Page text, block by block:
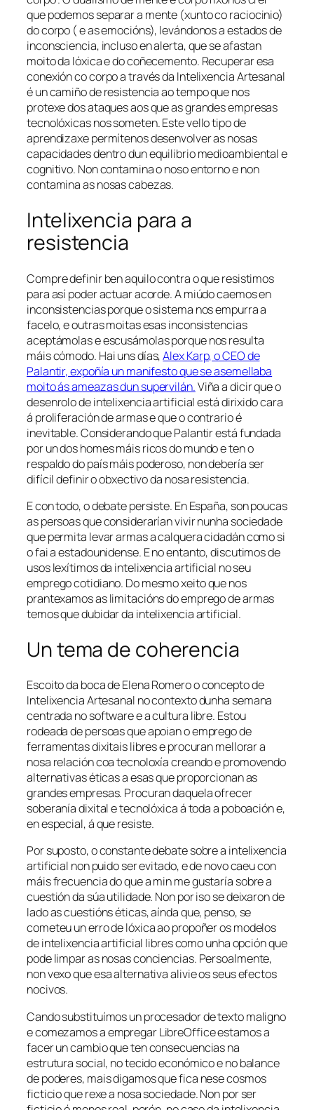
que podemos separar a mente (xunto co raciocinio)
do corpo ( e as emocións), levándonos a estados de
inconsciencia, incluso en alerta, que se afastan
moito da lóxica e do coñecemento. Recuperar esa
conexión co corpo a través da Intelixencia Artesanal
é un camiño de resistencia ao tempo que nos
protexe dos ataques aos que as grandes empresas
tecnolóxicas nos someten. Este vello tipo de
aprendizaxe permítenos desenvolver as nosas
capacidades dentro dun equilibrio medioambiental e
cognitivo. Non contamina o noso entorno e non
contamina as nosas cabezas.
Intelixencia para a
resistencia
Compre definir ben aquilo contra o que resistimos
para así poder actuar acorde. A miúdo caemos en
inconsistencias porque o sistema nos empurra a
facelo, e outras moitas esas inconsistencias
aceptámolas e escusámolas porque nos resulta
máis cómodo. Hai uns días,Alex Karp, o CEO de
Palantir, expoñía un manifesto que se asemellaba
moito ás ameazas dun supervilán.Viña a dicir que o
desenrolo de intelixencia artificial está dirixido cara
á proliferación de armas e que o contrario é
inevitable. Considerando que Palantir está fundada
por un dos homes máis ricos do mundo e ten o
respaldo do país máis poderoso, non debería ser
difícil definir o obxectivo da nosa resistencia.
E con todo, o debate persiste. En España, son poucas
as persoas que considerarían vivir nunha sociedade
que permita levar armas a calquera cidadán como si
o fai a estadounidense. E no entanto, discutimos de
usos lexítimos da intelixencia artificial no seu
emprego cotidiano. Do mesmo xeito que nos
prantexamos as limitacións do emprego de armas
temos que dubidar da intelixencia artificial.
Un tema de coherencia
Escoito da boca de Elena Romero o concepto de
Intelixencia Artesanal no contexto dunha semana
centrada no software e a cultura libre. Estou
rodeada de persoas que apoian o emprego de
ferramentas dixitais libres e procuran mellorar a
nosa relación coa tecnoloxía creando e promovendo
alternativas éticas a esas que proporcionan as
grandes empresas. Procuran daquela ofrecer
soberanía dixital e tecnolóxica á toda a poboación e,
en especial, á que resiste.
Por suposto, o constante debate sobre a intelixencia
artificial non puido ser evitado, e de novo caeu con
máis frecuencia do que a min me gustaría sobre a
cuestión da súa utilidade. Non por iso se deixaron de
lado as cuestións éticas, aínda que, penso, se
cometeu un erro de lóxica ao propoñer os modelos
de intelixencia artificial libres como unha opción que
pode limpar as nosas conciencias. Persoalmente,
non vexo que esa alternativa alivie os seus efectos
nocivos.
Cando substituímos un procesador de texto maligno
e comezamos a empregar LibreOffice estamos a
facer un cambio que ten consecuencias na
estrutura social, no tecido económico e no balance
de poderes, mais digamos que fica nese cosmos
ficticio que rexe a nosa sociedade. Non por ser